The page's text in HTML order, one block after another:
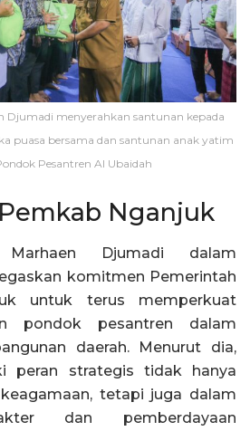
Djumadi menyerahkan santunan kepada
puasa bersama dan santunan anak yatim
Pesantren Al Ubaidah
Nganjuk
Djumadi dalam
komitmen Pemerintah
untuk terus memperkuat
pondok pesantren dalam
daerah. Menurut dia,
peran strategis tidak hanya
tetapi juga dalam
dan pemberdayaan